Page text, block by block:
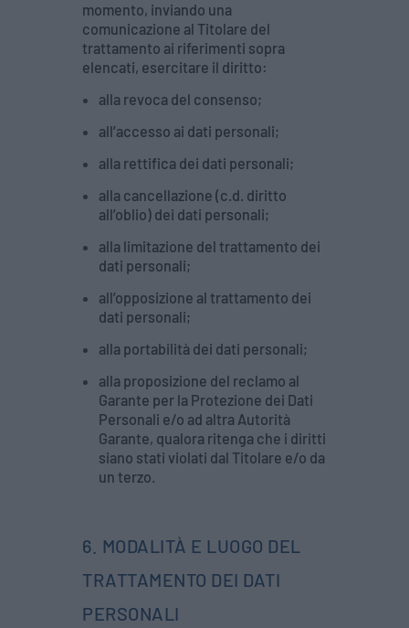
momento, inviando una
comunicazione al Titolare del
trattamento ai riferimenti sopra
elencati, esercitare il diritto:
alla revoca del consenso;
all’accesso ai dati personali;
alla rettifica dei dati personali;
alla cancellazione (c.d. diritto
all’oblio) dei dati personali;
alla limitazione del trattamento dei
dati personali;
all’opposizione al trattamento dei
dati personali;
alla portabilità dei dati personali;
alla proposizione del reclamo al
Garante per la Protezione dei Dati
Personali e/o ad altra Autorità
Garante, qualora ritenga che i diritti
siano stati violati dal Titolare e/o da
un terzo.
6. MODALITÀ E LUOGO DEL
TRATTAMENTO DEI DATI
PERSONALI